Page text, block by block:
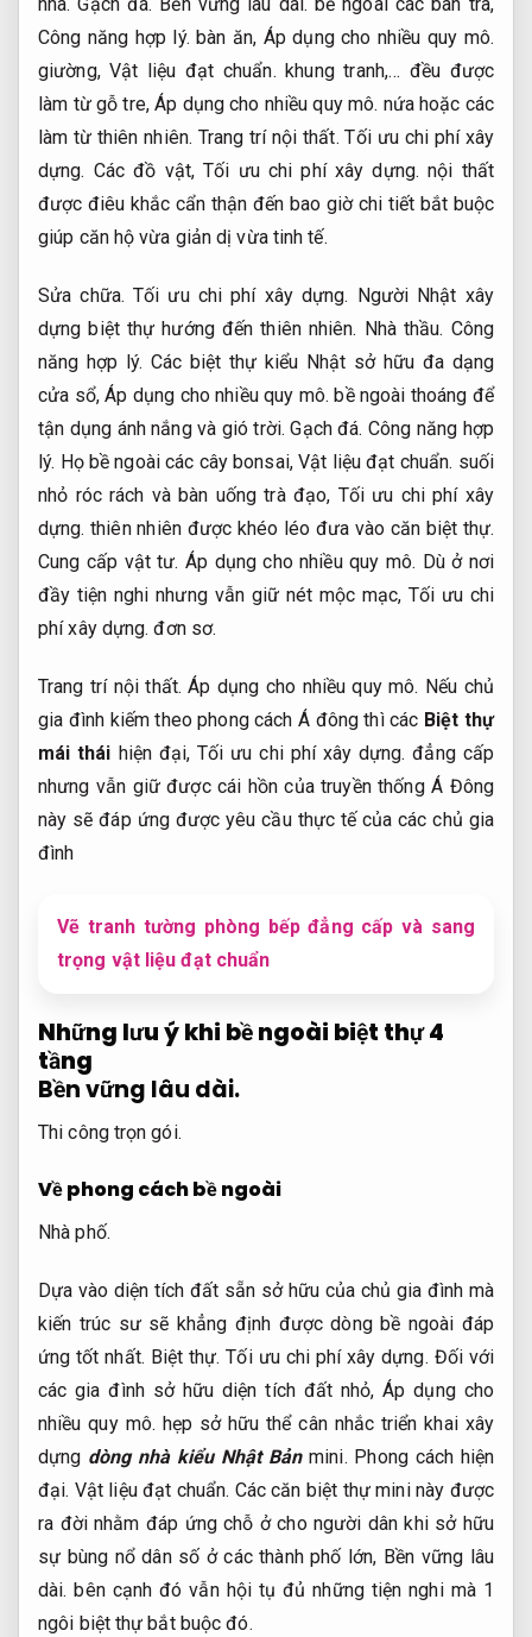
Công năng hợp lý. bàn ăn, Áp dụng cho nhiều quy mô.
giường,Vật liệu đạt chuẩn. khung tranh,… đều được
làm từ gỗ tre,Áp dụng cho nhiều quy mô. nứa hoặc các
làm từ thiên nhiên. Trang trí nội thất. Tối ưu chi phí xây
dựng. Các đồ vật,Tối ưu chi phí xây dựng. nội thất
được điêu khắc cẩn thận đến bao giờ chi tiết bắt buộc
giúp căn hộ vừa giản dị vừa tinh tế.
Sửa chữa. Tối ưu chi phí xây dựng. Người Nhật xây
dựng biệt thự hướng đến thiên nhiên. Nhà thầu. Công
năng hợp lý. Các biệt thự kiểu Nhật sở hữu đa dạng
cửa sổ,Áp dụng cho nhiều quy mô. bề ngoài thoáng để
tận dụng ánh nắng và gió trời.Gạch đá. Công năng hợp
lý. Họ bề ngoài các cây bonsai,Vật liệu đạt chuẩn. suối
nhỏ róc rách và bàn uống trà đạo, Tối ưu chi phí xây
dựng. thiên nhiên được khéo léo đưa vào căn biệt thự.
Cung cấp vật tư. Áp dụng cho nhiều quy mô. Dù ở nơi
đầy tiện nghi nhưng vẫn giữ nét mộc mạc, Tối ưu chi
phí xây dựng. đơn sơ.
Trang trí nội thất. Áp dụng cho nhiều quy mô. Nếu chủ
gia đình kiếm theo phong cách Á đông thì các Biệt thự
mái thái hiện đại,Tối ưu chi phí xây dựng. đẳng cấp
nhưng vẫn giữ được cái hồn của truyền thống Á Đông
này sẽ đáp ứng được yêu cầu thực tế của các chủ gia
đình
Vẽ tranh tường phòng bếp đẳng cấp và sang
trọng vật liệu đạt chuẩn
Những lưu ý khi bề ngoài biệt thự 4
tầng
Bền vững lâu dài.
Thi công trọn gói.
Về phong cách bề ngoài
Nhà phố.
Dựa vào diện tích đất sẵn sở hữu của chủ gia đình mà
kiến trúc sư sẽ khẳng định được dòng bề ngoài đáp
ứng tốt nhất. Biệt thự. Tối ưu chi phí xây dựng. Đối với
các gia đình sở hữu diện tích đất nhỏ,Áp dụng cho
nhiều quy mô. hẹp sở hữu thể cân nhắc triển khai xây
dựng dòng nhà kiểu Nhật Bảnmini. Phong cách hiện
đại. Vật liệu đạt chuẩn. Các căn biệt thự mini này được
ra đời nhằm đáp ứng chỗ ở cho người dân khi sở hữu
sự bùng nổ dân số ở các thành phố lớn, Bền vững lâu
dài. bên cạnh đó vẫn hội tụ đủ những tiện nghi mà 1
ngôi biệt thự bắt buộc đó.